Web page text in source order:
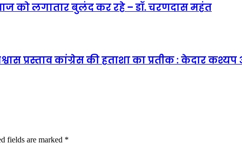
को लगातार बुलंद कर रहे – डॉ. चरणदास महंत
प्रस्ताव कांग्रेस की हताशा का प्रतीक : केदार
fields are marked *